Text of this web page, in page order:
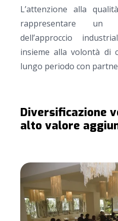
L’attenzione alla
rappresentare un
dell’approccio
insieme alla volontà di
lungo periodo con
Diversificazione
alto valore